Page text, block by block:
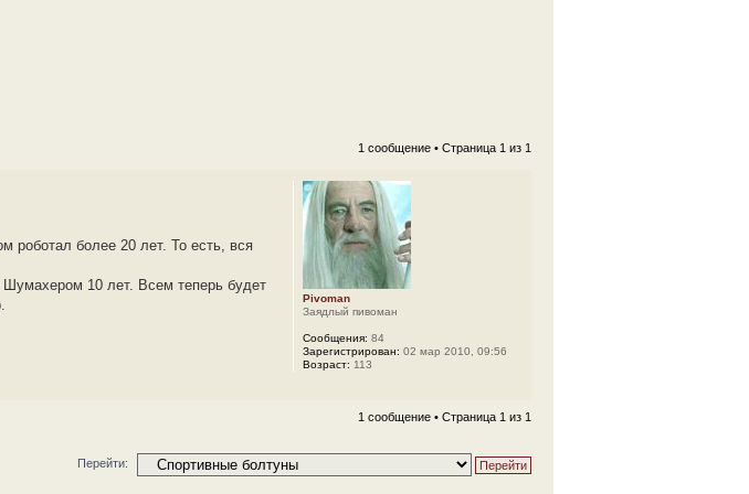
1 сообщение • Страница 1 из 1
роботал более 20 лет. То есть, вся
10 лет. Всем теперь будет
Pivoman
Заядлый пивоман
Сообщения: 84
Зарегистрирован: 02 мар 2010, 09:56
Возраст: 113
1 сообщение • Страница 1 из 1
Перейти: